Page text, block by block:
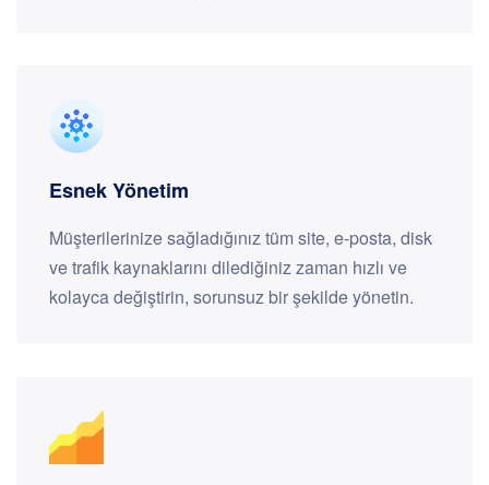
Esnek Yönetim
Müşterilerinize sağladığınız tüm site, e-posta, disk
ve trafik kaynaklarını dilediğiniz zaman hızlı ve
kolayca değiştirin, sorunsuz bir şekilde yönetin.